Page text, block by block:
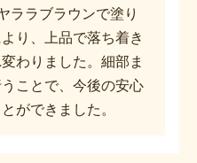
ララブラウンで塗り
り、上品で落ち着き
わりました。細部ま
ことで、今後の安心
ができました。